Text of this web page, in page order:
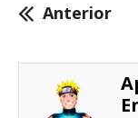
Anterior